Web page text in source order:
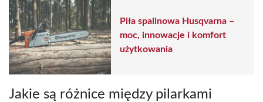
Piła spalinowa Husqvarna –
moc, innowacje i komfort
użytkowania
Jakie są różnice między pilarkami